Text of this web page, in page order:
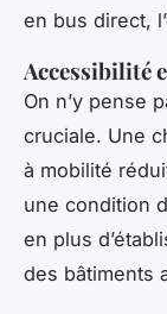
en bus direct,
Accessibilité
On n’y pense
cruciale. Une
à mobilité
une condition
en plus
des bâtiments